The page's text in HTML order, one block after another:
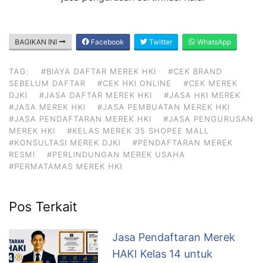
BAGIKAN INI Facebook Twitter WhatsApp
TAG: #BIAYA DAFTAR MEREK HKI
#CEK BRAND
SEBELUM DAFTAR
#CEK HKI ONLINE
#CEK MEREK
DJKI
#JASA DAFTAR MEREK HKI
#JASA HKI MEREK
#JASA MEREK HKI
#JASA PEMBUATAN MEREK HKI
#JASA PENDAFTARAN MEREK HKI
#JASA PENGURUSAN
MEREK HKI
#KELAS MEREK 35 SHOPEE MALL
#KONSULTASI MEREK DJKI
#PENDAFTARAN MEREK
RESMI
#PERLINDUNGAN MEREK USAHA
#PERMATAMAS MEREK HKI
Pos Terkait
Jasa Pendaftaran Merek
HAKI Kelas 14 untuk